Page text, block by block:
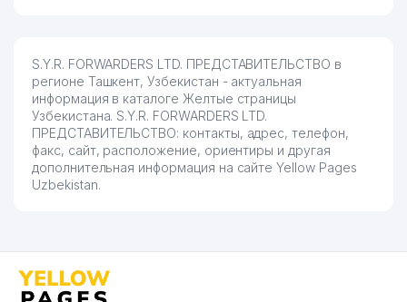
S.Y.R. FORWARDERS LTD. ПРЕДСТАВИТЕЛЬСТВО в
регионе Ташкент, Узбекистан - актуальная
информация в каталоге Желтые страницы
Узбекистана. S.Y.R. FORWARDERS LTD.
ПРЕДСТАВИТЕЛЬСТВО: контакты, адрес, телефон,
факс, сайт, расположение, ориентиры и другая
дополнительная информация на сайте Yellow Pages
Uzbekistan.